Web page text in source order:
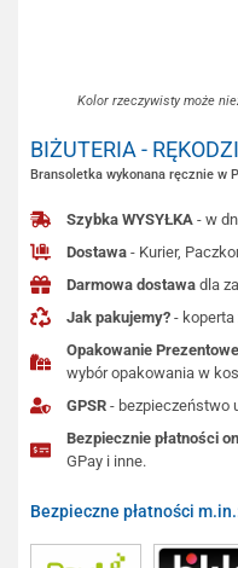
Kolor rzeczywisty może
BIŻUTERIA -
Bransoletka wykonana ręcznie w
Szybka WYSYŁKA - w
Dostawa - Kurier,
Darmowa dostawa dla
Jak pakujemy? - koperta
Opakowanie Prezentowe
wybór opakowania w
GPSR - bezpieczeństwo
Bezpiecznie płatności
GPay i inne.
Bezpieczne płatności